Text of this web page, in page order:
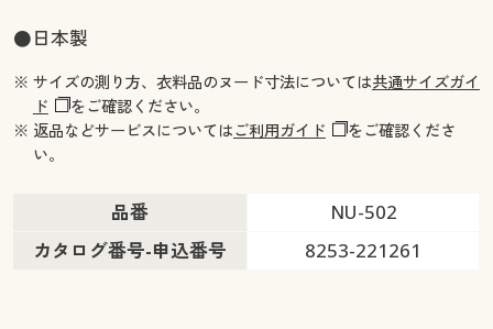
●日本製
※ サイズの測り方、衣料品のヌード寸法については共通サイズガイ
ド
をご確認ください。
※ 返品などサービスについてはご利用ガイド
をご確認くださ
い。
品番
NU-502
カタログ番号-申込番号
8253-221261